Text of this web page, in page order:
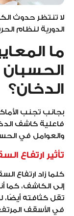
لا تنتظر حدوث
الدورية لنظام
ما
الدخان؟
بجانب تجنب
فاعلية كاشف
والعوامل في
تأثير ارتفاع
كلما زاد ارتفاع
إلى الكاشف، كما
تقل كثافته أيضًا،
في الأسقف